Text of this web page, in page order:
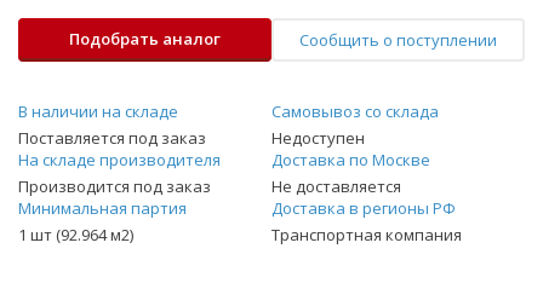
Подобрать аналог Сообщить о поступлении
В наличии на складе
Поставляется под заказ
Самовывоз со склада
Недоступен
На складе производителя
Производится под заказ
Доставка по Москве
Не доставляется
Минимальная партия
1 шт (92.964 м2)
Доставка в регионы РФ
Транспортная компания